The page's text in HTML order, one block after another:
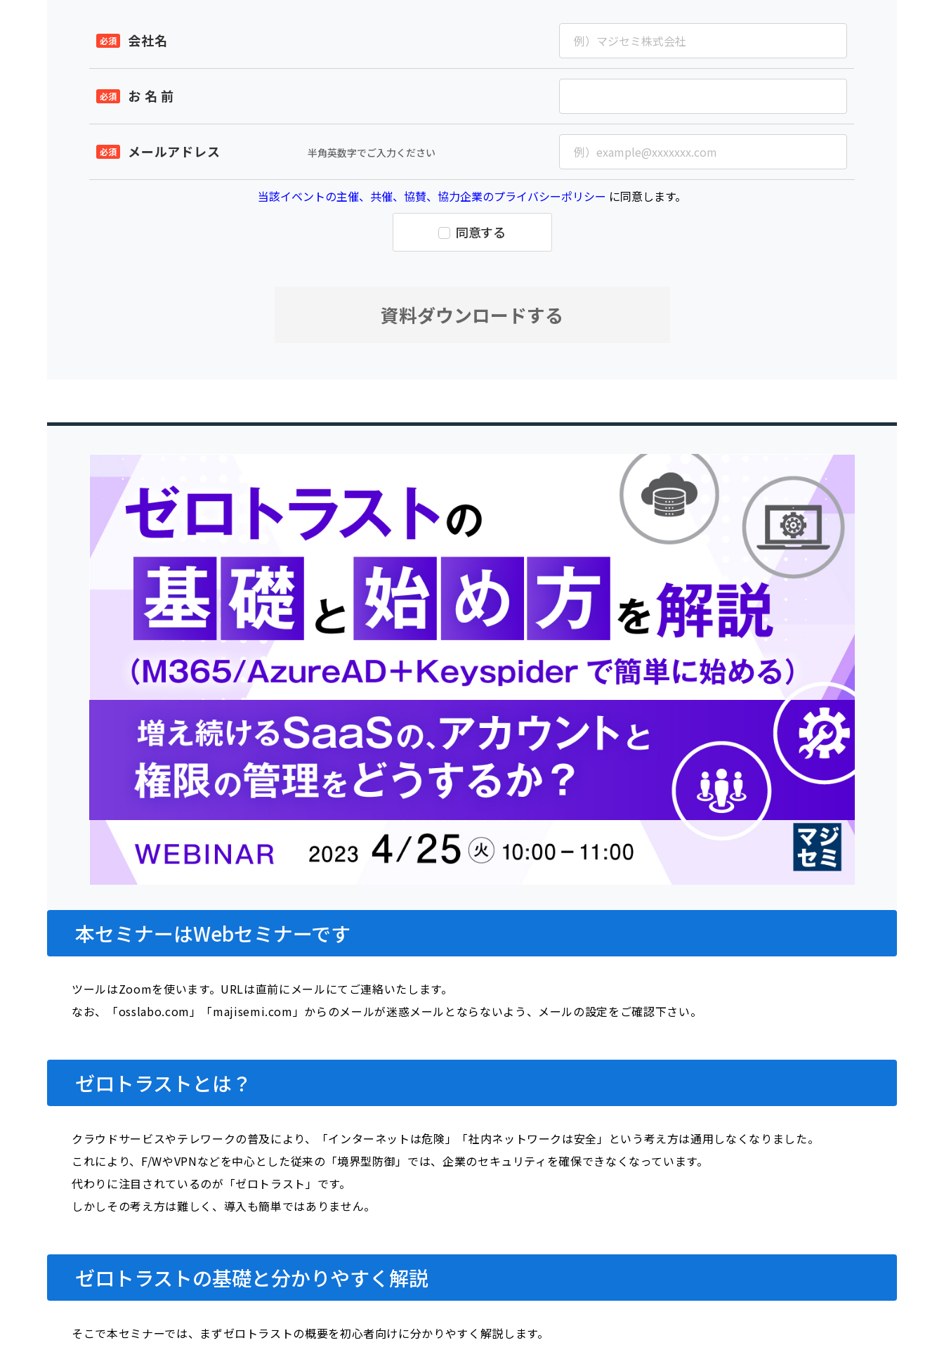
会社名
お 名 前
メールアドレス 半角英数字でご入力ください
当該イベントの主催、共催、協賛、協力企業のプライバシーポリシー に同意します。
同意する
本セミナーはWebセミナーです
ツールはZoomを使います。URLは直前にメールにてご連絡いたします。
なお、「osslabo.com」「majisemi.com」からのメールが迷惑メールとならないよう、メールの設定をご確認下さい。
ゼロトラストとは？
クラウドサービスやテレワークの普及により、「インターネットは危険」「社内ネットワークは安全」という考え方は通用しなくなりました。
これにより、F/WやVPNなどを中心とした従来の「境界型防御」では、企業のセキュリティを確保できなくなっています。
代わりに注目されているのが「ゼロトラスト」です。
しかしその考え方は難しく、導入も簡単ではありません。
ゼロトラストの基礎と分かりやすく解説
そこで本セミナーでは、まずゼロトラストの概要を初心者向けに分かりやすく解説します。